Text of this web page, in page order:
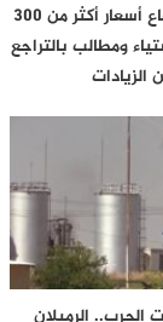
تونس .. ارتفاع أسعار أكثر من 300
ومطالب بالتراجع
الزيادات